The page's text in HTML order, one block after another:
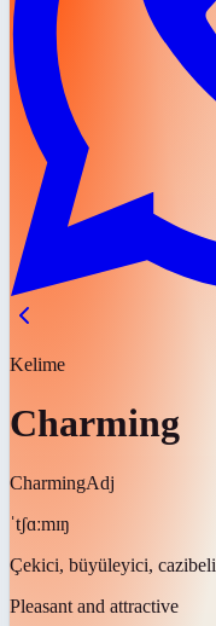
Kelime
Charming
CharmingAdj
ˈtʃɑːmɪŋ
Çekici, büyüleyici, cazibeli
Pleasant and attractive